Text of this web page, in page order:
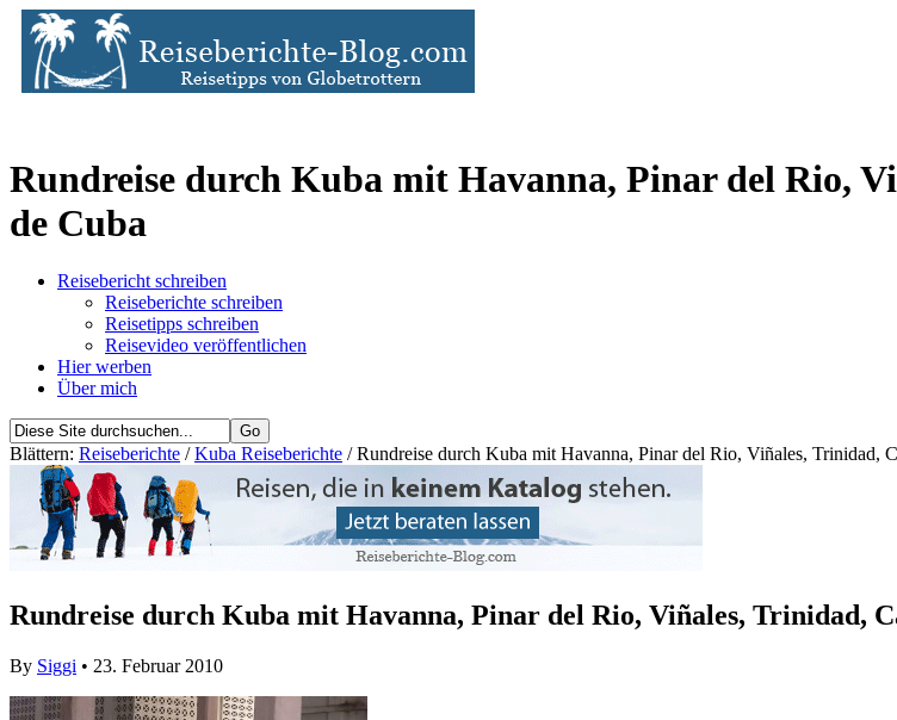
Rundreise durch Kuba mit Havanna, Pinar del Rio,
de Cuba
Reisebericht schreiben
Reiseberichte schreiben
Reisetipps schreiben
Reisevideo veröffentlichen
Hier werben
Über mich
Blättern: Reiseberichte /Kuba Reiseberichte / Rundreise durch Kuba mit Havanna, Pinar del Rio, Viñales, Trinidad,
Rundreise durch Kuba mit Havanna, Pinar del Rio, Viñales, Trinidad,
By Siggi • 23. Februar 2010